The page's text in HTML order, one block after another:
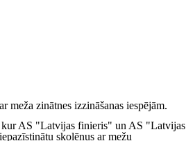
meža zinātnes izzināšanas iespējām.
kur AS "Latvijas finieris" un AS "Latvijas
skolēnus ar mežu